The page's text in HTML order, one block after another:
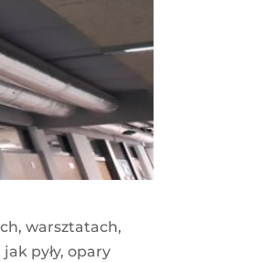
warsztatach,
pyły, opary